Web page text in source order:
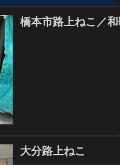
橋本市路上ねこ／
大分路上ねこ